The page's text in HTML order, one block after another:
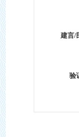
建言/
验